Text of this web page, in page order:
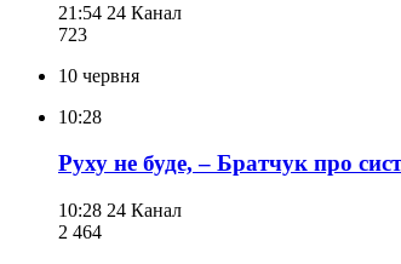
21:54 24 Канал
723
10 червня
10:28
Руху не буде, – Братчук про
10:28 24 Канал
2 464